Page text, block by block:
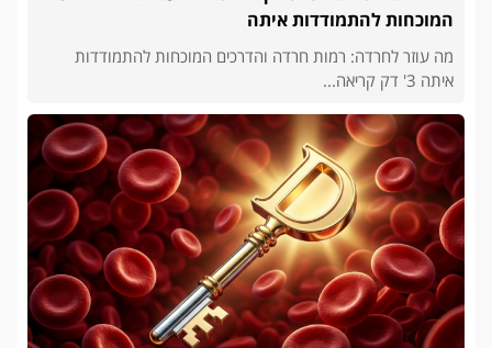
המוכחות להתמודדות איתה
מה עוזר לחרדה: רמות חרדה והדרכים המוכחות להתמודדות
איתה 3' דק קריאה...